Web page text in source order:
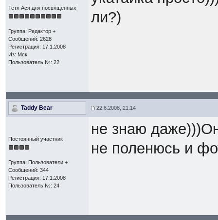
Тетя Ася для посвященных
Группа: Редактор +
Сообщений: 2628
Регистрация: 17.1.2008
Из: Мск
Пользователь №: 22
ли?)
Taddy Bear 22.6.2008, 21:14
Постоянный участник
Группа: Пользователи +
Сообщений: 344
Регистрация: 17.1.2008
Пользователь №: 24
не знаю
не поленюсь и